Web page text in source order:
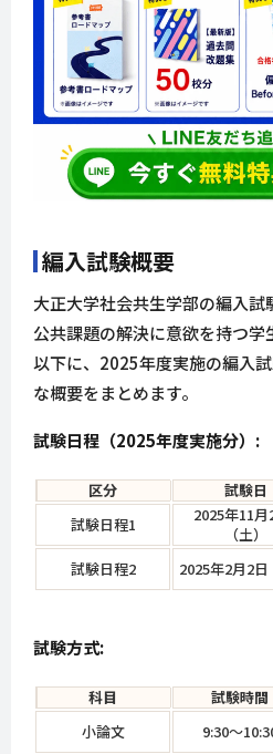
編入試験概要
大正大学社会共生学部の編入試
公共課題の解決に意欲を持つ学
以下に、2025年度実施の編入
な概要をまとめます。
試験日程（2025年度実施分）:
区分 試験日
試験日程1
2025年11月
（土）
試験日程2
2025年2月2日
試験方式:
科目 試験時間
小論文
9:30～